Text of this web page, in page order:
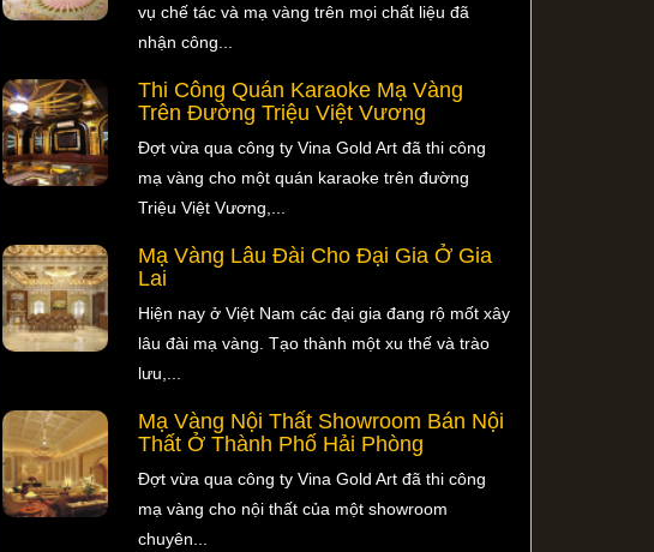
vụ chế tác và mạ vàng trên mọi chất liệu đã
nhận công...
Thi Công Quán Karaoke Mạ Vàng
Trên Đường Triệu Việt Vương
Đợt vừa qua công ty Vina Gold Art đã thi công
mạ vàng cho một quán karaoke trên đường
Triệu Việt Vương,...
Mạ Vàng Lâu Đài Cho Đại Gia Ở Gia
Lai
Hiện nay ở Việt Nam các đại gia đang rộ mốt xây
lâu đài mạ vàng. Tạo thành một xu thế và trào
lưu,...
Mạ Vàng Nội Thất Showroom Bán Nội
Thất Ở Thành Phố Hải Phòng
Đợt vừa qua công ty Vina Gold Art đã thi công
mạ vàng cho nội thất của một showroom
chuyên...